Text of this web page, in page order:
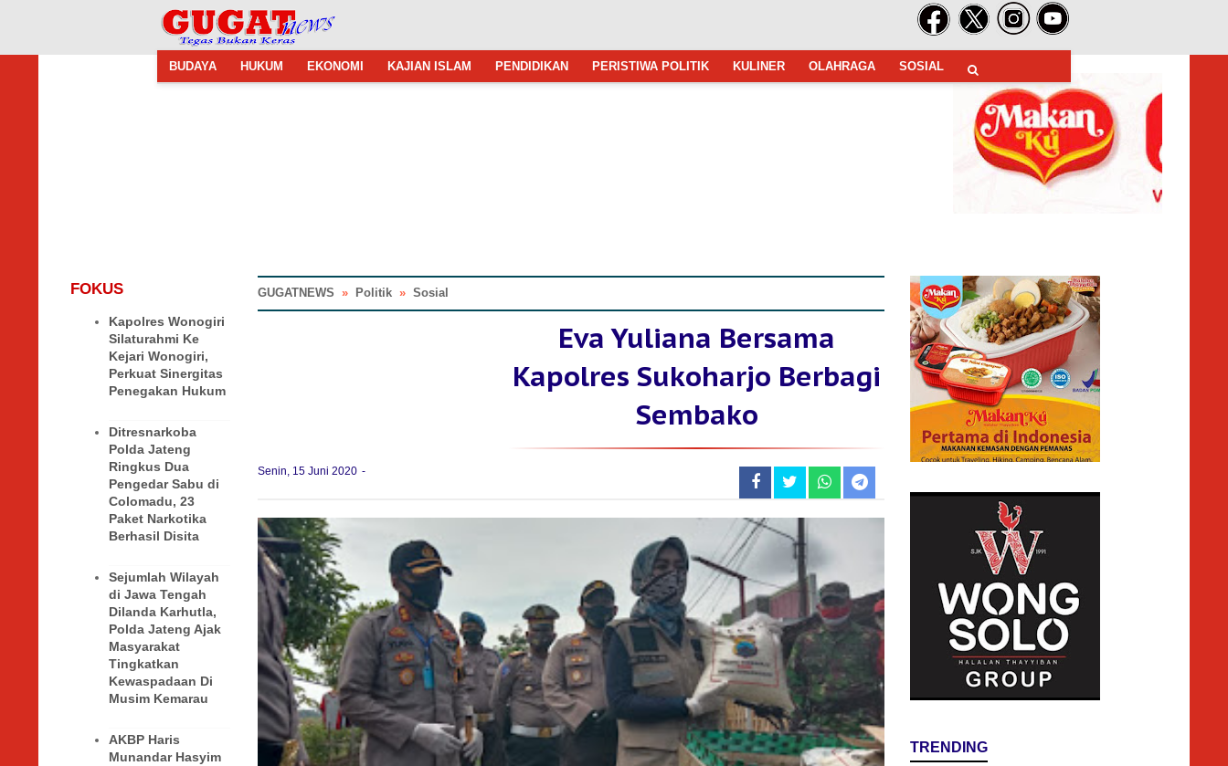
BUDAYA HUKUM EKONOMI KAJIAN ISLAM PENDIDIKAN PERISTIWA POLITIK KULINER OLAHRAGA SOSIAL
FOKUS
Kapolres Wonogiri
Silaturahmi Ke
Kejari Wonogiri,
Perkuat Sinergitas
Penegakan Hukum
Ditresnarkoba
Polda Jateng
Ringkus Dua
Pengedar Sabu di
Colomadu, 23
Paket Narkotika
Berhasil Disita
Sejumlah Wilayah
di Jawa Tengah
Dilanda Karhutla,
Polda Jateng Ajak
Masyarakat
Tingkatkan
Kewaspadaan Di
Musim Kemarau
AKBP Haris
Munandar Hasyim
GUGATNEWS » Politik » Sosial
Eva Yuliana Bersama
Kapolres Sukoharjo Berbagi
Sembako
Senin, 15 Juni 2020
TRENDING